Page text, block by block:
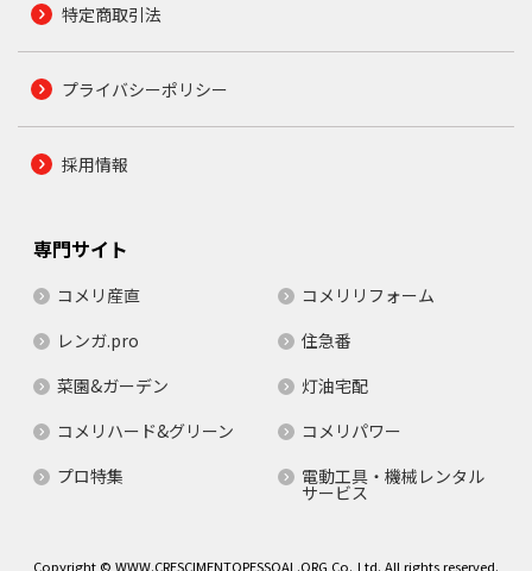
特定商取引法
プライバシーポリシー
採用情報
専門サイト
コメリ産直
コメリリフォーム
レンガ.pro
住急番
菜園&ガーデン
灯油宅配
コメリハード&グリーン
コメリパワー
プロ特集
電動工具・機械レンタル
サービス
Copyright © WWW.CRESCIMENTOPESSOAL.ORG Co.,Ltd. All rights reserved.